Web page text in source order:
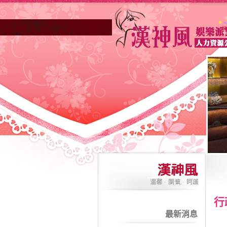
高雄酒店業妳正因不景氣的年代找
最新消息
行